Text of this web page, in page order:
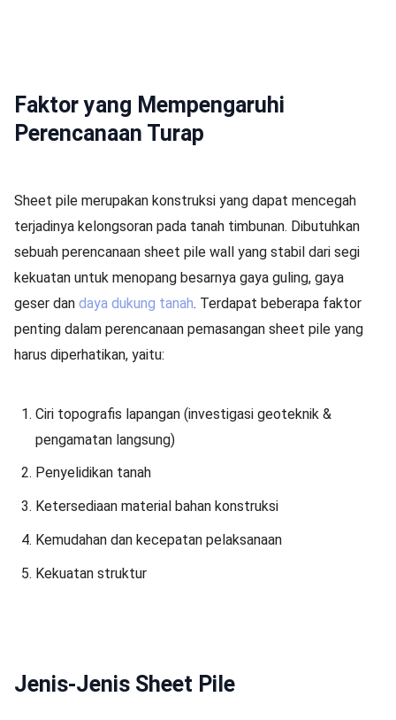
Faktor yang Mempengaruhi
Perencanaan Turap
Sheet pile merupakan konstruksi yang dapat mencegah
terjadinya kelongsoran pada tanah timbunan. Dibutuhkan
sebuah perencanaan sheet pile wall yang stabil dari segi
kekuatan untuk menopang besarnya gaya guling, gaya
geser dan daya dukung tanah. Terdapat beberapa faktor
penting dalam perencanaan pemasangan sheet pile yang
harus diperhatikan, yaitu:
Ciri topografis lapangan (investigasi geoteknik &
pengamatan langsung)
Penyelidikan tanah
Ketersediaan material bahan konstruksi
Kemudahan dan kecepatan pelaksanaan
Kekuatan struktur
Jenis-Jenis Sheet Pile